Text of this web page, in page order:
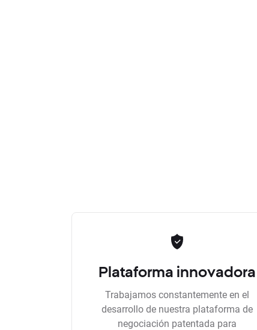
Plataforma innovadora
Trabajamos constantemente en el
desarrollo de nuestra plataforma de
negociación patentada para